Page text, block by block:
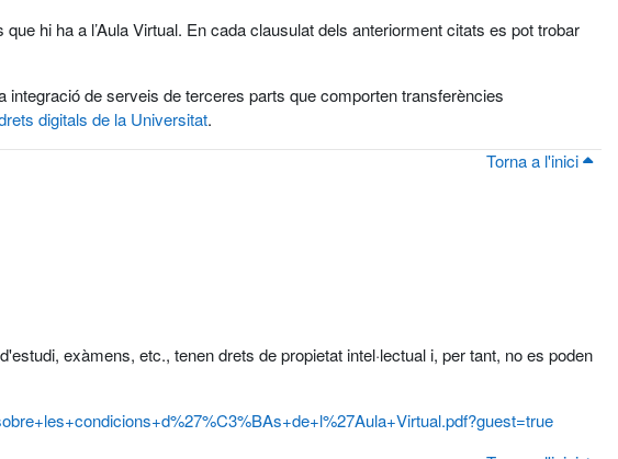
hi ha a l’Aula Virtual. En cada clausulat dels anteriorment citats es pot trobar
de serveis de terceres parts que comporten transferències
digitals de la Universitat.
Torna a l'inici
exàmens, etc., tenen drets de propietat intel·lectual i, per tant, no es poden